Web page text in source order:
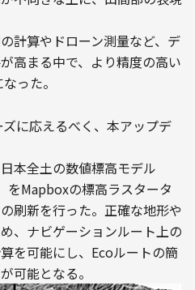
計算やドローン測量など、デ
高まる中で、より精度の高い
った。
に応えるべく、本アップデ
本全土の数値標高モデル
をMapboxの標高ラスタータ
刷新を行った。正確な地形や
、ナビゲーションルート上の
を可能にし、Ecoルートの簡
可能となる。